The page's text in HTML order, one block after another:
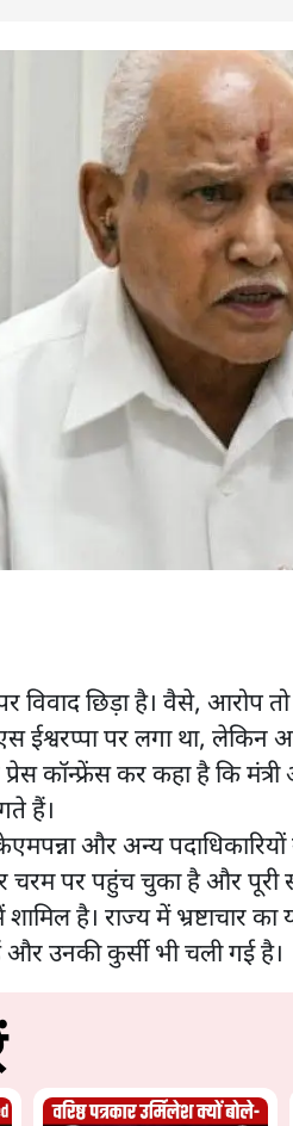
विवाद छिड़ा है। वैसे, आरोप
ईश्वरप्पा पर लगा था, लेकिन
प्रेस कॉन्फ्रेंस कर कहा है कि
हैं।
और अन्य
चरम पर पहुंच चुका है और पूरी
है। राज्य में भ्रष्टाचार
उनकी कुर्सी भी चली गई है।